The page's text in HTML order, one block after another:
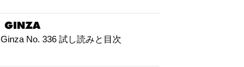
Ginza No. 336 試し読みと目次